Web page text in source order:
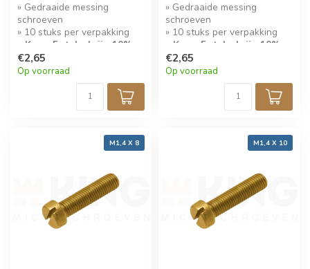
» Gedraaide messing
schroeven
» 10 stuks per verpakking
» Koop 5 stuks krijg 10%
korting!
€2,65
Op voorraad
» Gedraaide messing
schroeven
» 10 stuks per verpakking
» Koop 5 stuks krijg 10%
korting!
€2,65
Op voorraad
M1,4 X 8 M1,4 X 10